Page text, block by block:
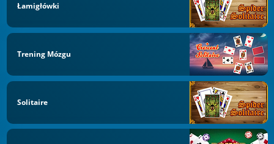
Łamigłówki
Trening Mózgu
Solitaire